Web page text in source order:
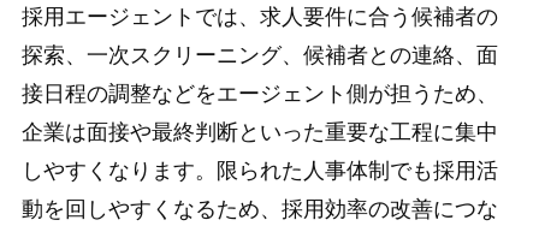
採用エージェントでは、求人要件に合う候補者の
探索、一次スクリーニング、候補者との連絡、面
接日程の調整などをエージェント側が担うため、
企業は面接や最終判断といった重要な工程に集中
しやすくなります。限られた人事体制でも採用活
動を回しやすくなるため、採用効率の改善につな